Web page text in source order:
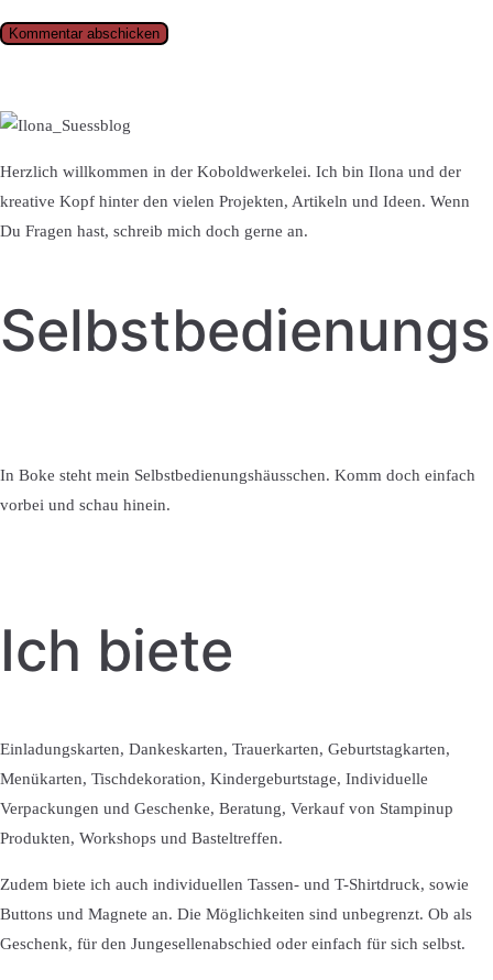
Herzlich willkommen in der Koboldwerkelei. Ich bin Ilona und der
kreative Kopf hinter den vielen Projekten, Artikeln und Ideen. Wenn
Du Fragen hast, schreib mich doch gerne an.
In Boke steht mein Selbstbedienungshäusschen. Komm doch einfach
vorbei und schau hinein.
Ich biete
Einladungskarten, Dankeskarten, Trauerkarten, Geburtstagkarten,
Menükarten, Tischdekoration, Kindergeburtstage, Individuelle
Verpackungen und Geschenke, Beratung, Verkauf von Stampinup
Produkten, Workshops und Basteltreffen.
Zudem biete ich auch individuellen Tassen- und T-Shirtdruck, sowie
Buttons und Magnete an. Die Möglichkeiten sind unbegrenzt. Ob als
Geschenk, für den Jungesellenabschied oder einfach für sich selbst.